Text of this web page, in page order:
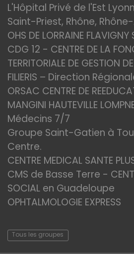
L'Hôpital Privé de l'Est
Saint-Priest, Rhône,
OHS DE LORRAINE FLAVIGNY
CDG 12 - CENTRE DE LA
TERRITORIALE DE GESTION
FILIERIS – Direction
ORSAC CENTRE DE
MANGINI HAUTEVILLE
Médecins 7/7
Groupe Saint-Gatien à
Centre.
CENTRE MEDICAL SANTE
CMS de Basse Terre -
SOCIAL en Guadeloupe
OPHTALMOLOGIE EXPRESS
Tous les groupes